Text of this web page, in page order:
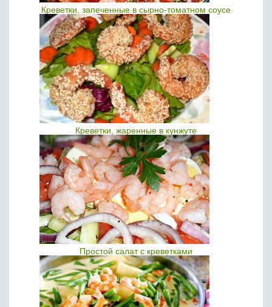
Креветки, запеченные в сырно-томатном соусе
Креветки, жаренные в кунжуте
Простой салат с креветками